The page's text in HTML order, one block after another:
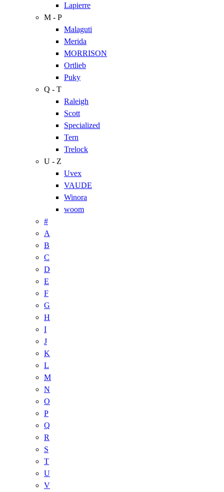
Lapierre
M - P
Malaguti
Merida
MORRISON
Ortlieb
Puky
Q - T
Raleigh
Scott
Specialized
Tern
Trelock
U - Z
Uvex
VAUDE
Winora
woom
#
A
B
C
D
E
F
G
H
I
J
K
L
M
N
O
P
Q
R
S
T
U
V